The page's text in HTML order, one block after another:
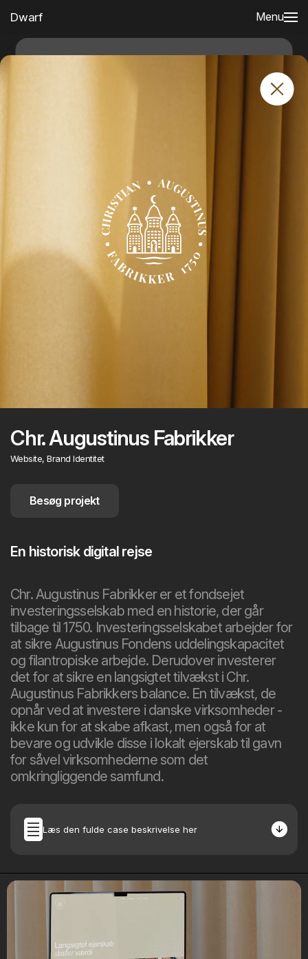
Dwarf Menu
Chr. Augustinus Fabrikker
Website, Brand Identitet
Besøg projekt
En historisk digital rejse
Chr. Augustinus Fabrikker er et fondsejet
investeringsselskab med en historie, der går
tilbage til 1750. Investeringsselskabet arbejder for
at sikre Augustinus Fondens uddelingskapacitet
og filantropiske arbejde. Derudover investerer
det for at sikre en langsigtet tilvækst i Chr.
Augustinus Fabrikkers balance. En tilvækst, de
opnår ved at investere i danske virksomheder -
ikke kun for at skabe afkast, men også for at
bevare og udvikle disse i lokalt ejerskab til gavn
for såvel virksomhederne som det
omkringliggende samfund.
Læs den fulde case beskrivelse her
Opgave